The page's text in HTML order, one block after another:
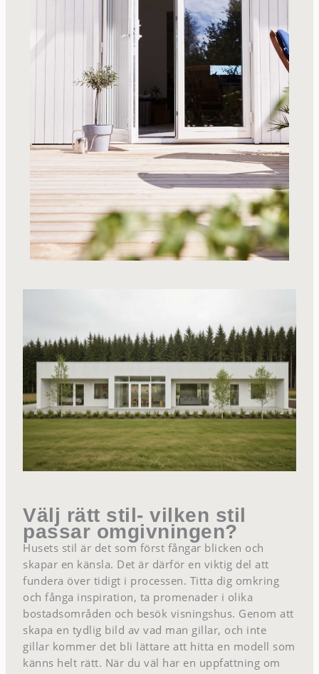
Välj rätt stil- vilken stil
passar omgivningen?
Husets stil är det som först fångar blicken och
skapar en känsla. Det är därför en viktig del att
fundera över tidigt i processen. Titta dig omkring
och fånga inspiration, ta promenader i olika
bostadsområden och besök visningshus. Genom att
skapa en tydlig bild av vad man gillar, och inte
gillar kommer det bli lättare att hitta en modell som
känns helt rätt. När du väl har en uppfattning om